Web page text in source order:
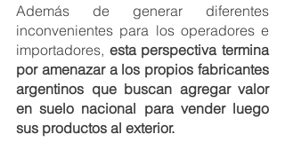
Además de generar diferentes
inconvenientes para los operadores e
importadores, esta perspectiva termina
por amenazar a los propios fabricantes
argentinos que buscan agregar valor
en suelo nacional para vender luego
sus productos al exterior.